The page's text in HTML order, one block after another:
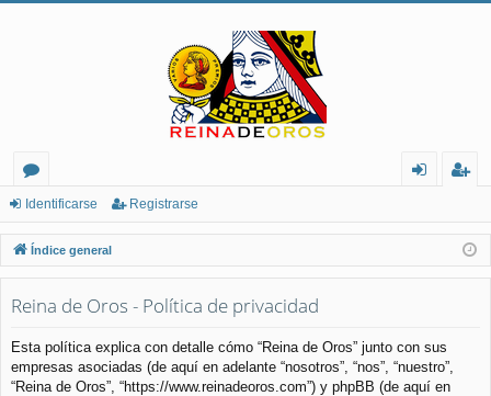
or
os
nt
ifi
e
ist
ra
Identificarse Registrarse
Índice general
Reina de Oros - Política de privacidad
Esta política explica con detalle cómo “Reina de Oros” junto con sus
empresas asociadas (de aquí en adelante “nosotros”, “nos”, “nuestro”,
“Reina de Oros”, “https://www.reinadeoros.com”) y phpBB (de aquí en